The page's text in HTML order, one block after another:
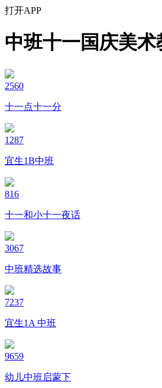
打开APP
中班十一国庆美术
2560
十一点十一分
1287
宜生1B中班
816
十一和小十一夜话
3067
中班精选故事
7237
宜生1A 中班
9659
幼儿中班启蒙下